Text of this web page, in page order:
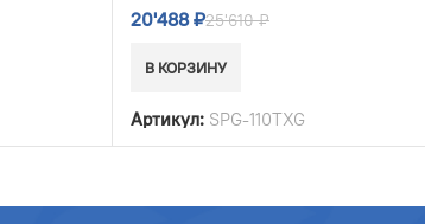
20'488₽25'610₽
В КОРЗИНУ
Артикул: SPG-110TXG